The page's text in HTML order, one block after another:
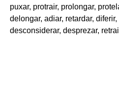
puxar, protrair, prolongar,
delongar, adiar, retardar,
desconsiderar, desprezar,